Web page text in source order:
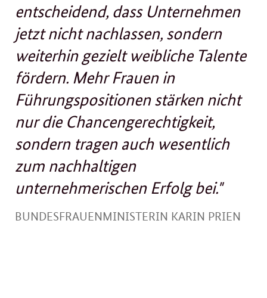
entscheidend, dass Unternehmen
jetzt nicht nachlassen‚ sondern
weiterhin gezielt weibliche Talente
fördern. Mehr Frauen in
Führungspositionen stärken nicht
nur die Chancengerechtigkeit,
sondern tragen auch wesentlich
zum nachhaltigen
unternehmerischen Erfolg bei."
BUNDESFRAUENMINISTERIN KARIN PRIEN